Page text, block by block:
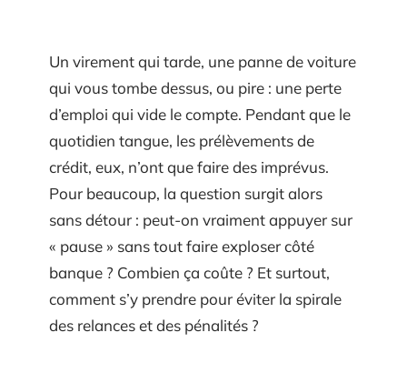
Un virement qui tarde, une panne de voiture
qui vous tombe dessus, ou pire : une perte
d’emploi qui vide le compte. Pendant que le
quotidien tangue, les prélèvements de
crédit, eux, n’ont que faire des imprévus.
Pour beaucoup, la question surgit alors
sans détour : peut-on vraiment appuyer sur
« pause » sans tout faire exploser côté
banque ? Combien ça coûte ? Et surtout,
comment s’y prendre pour éviter la spirale
des relances et des pénalités ?